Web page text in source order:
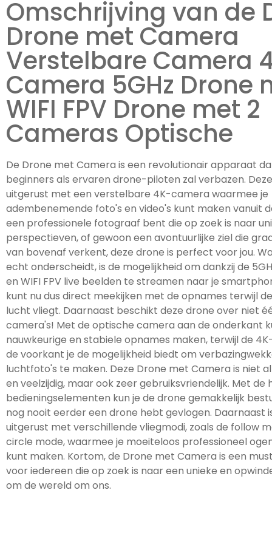
Omschrijving van de
Drone met Camera
Verstelbare Camera
Camera 5GHz Drone
WIFI FPV Drone met 2
Cameras Optische
De Drone met Camera is een revolutionair apparaat
beginners als ervaren drone-piloten zal verbazen.
uitgerust met een verstelbare 4K-camera waarmee je
adembenemende foto's en video's kunt maken vanuit
een professionele fotograaf bent die op zoek is naar
perspectieven, of gewoon een avontuurlijke ziel die
van bovenaf verkent, deze drone is perfect voor jou.
echt onderscheidt, is de mogelijkheid om dankzij de
en WIFI FPV live beelden te streamen naar je
kunt nu dus direct meekijken met de opnames terwijl
lucht vliegt. Daarnaast beschikt deze drone over niet
camera's! Met de optische camera aan de onderkant
nauwkeurige en stabiele opnames maken, terwijl de
de voorkant je de mogelijkheid biedt om
luchtfoto's te maken. Deze Drone met Camera is niet
en veelzijdig, maar ook zeer gebruiksvriendelijk. Met de
bedieningselementen kun je de drone gemakkelijk
nog nooit eerder een drone hebt gevlogen. Daarnaast
uitgerust met verschillende vliegmodi, zoals de follow
circle mode, waarmee je moeiteloos professioneel
kunt maken. Kortom, de Drone met Camera is een
voor iedereen die op zoek is naar een unieke en
om de wereld om ons.